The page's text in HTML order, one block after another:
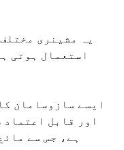
یہ مشینری
استعمال ہوتی
ایسے سازوسامان
اور قابل
ہے، جس سے